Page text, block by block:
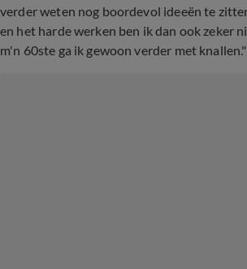
verder weten nog boordevol ideeën te
en het harde werken ben ik dan ook zeker
m'n 60ste ga ik gewoon verder met knallen."